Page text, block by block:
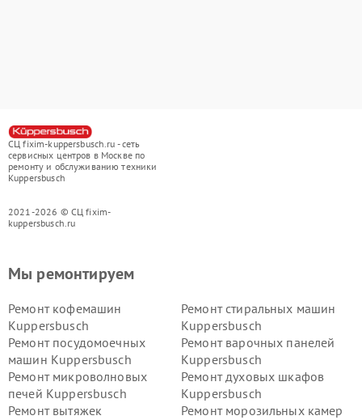
СЦ fixim-kuppersbusch.ru - сеть
сервисных центров в Москве по
ремонту и обслуживанию техники
Kuppersbusch
2021-2026 © СЦ fixim-
kuppersbusch.ru
Мы ремонтируем
Ремонт кофемашин
Kuppersbusch
Ремонт стиральных машин
Kuppersbusch
Ремонт посудомоечных
машин Kuppersbusch
Ремонт варочных панелей
Kuppersbusch
Ремонт микроволновых
печей Kuppersbusch
Ремонт духовых шкафов
Kuppersbusch
Ремонт вытяжек
Ремонт морозильных камер